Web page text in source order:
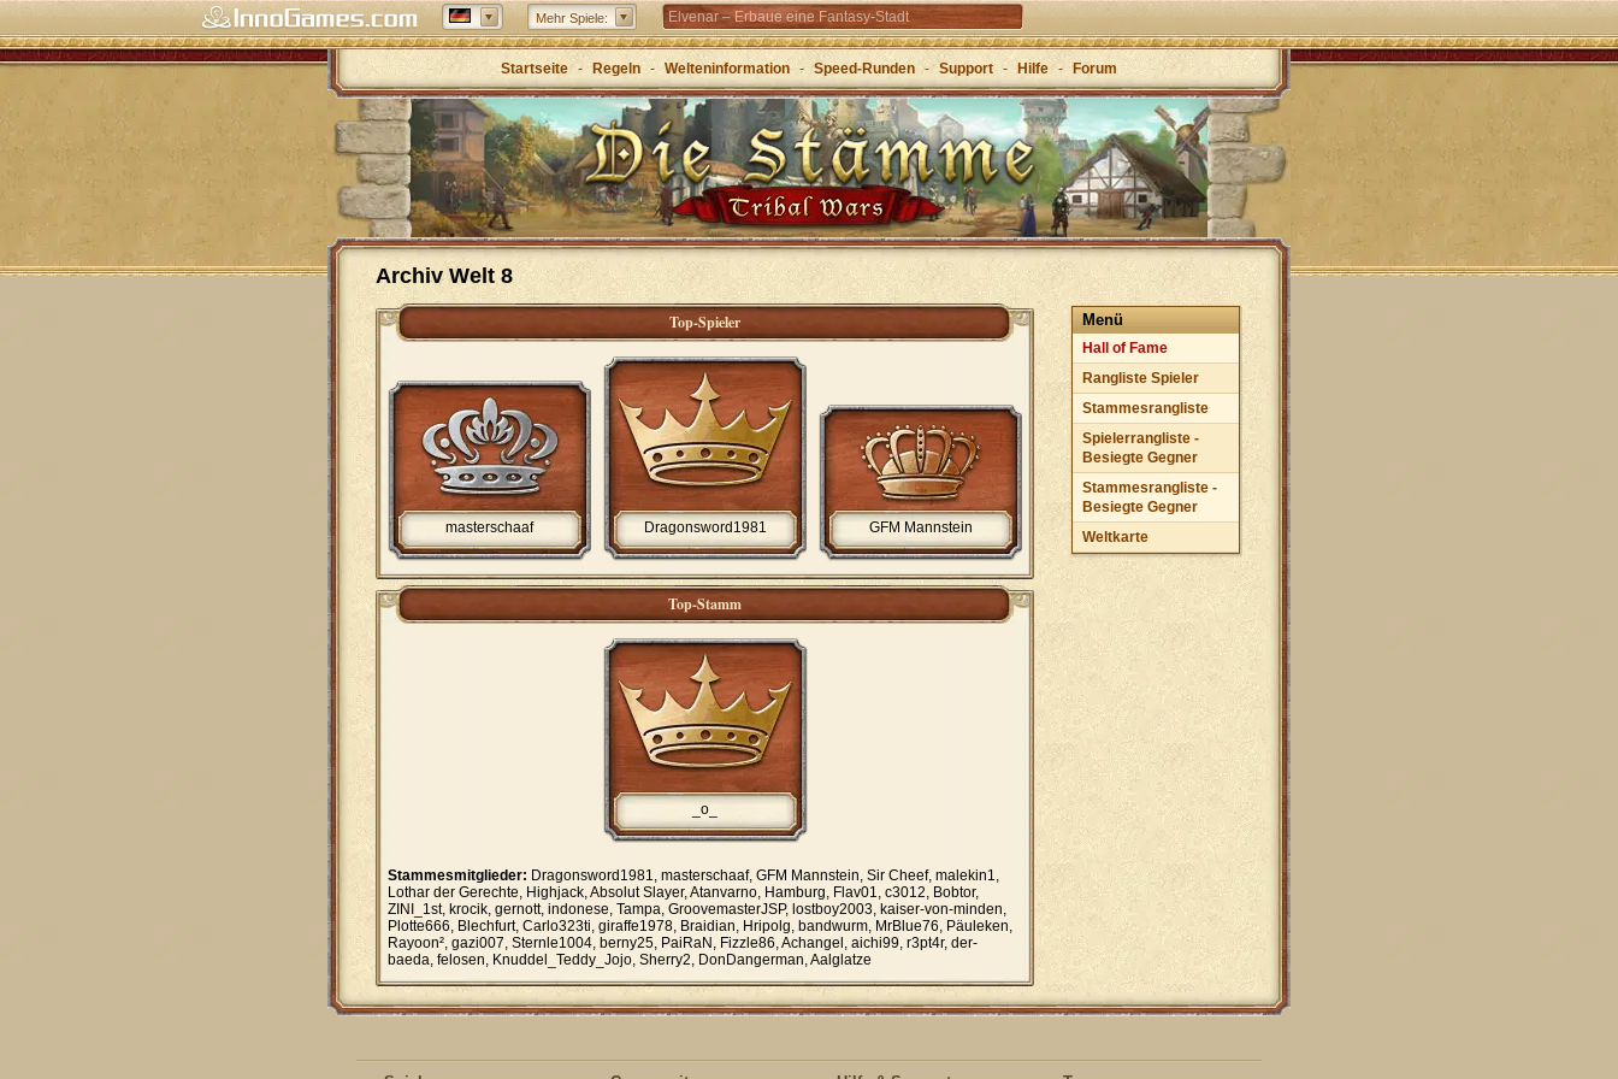
Mehr Spiele: Elvenar – Erbaue eine Fantasy-Stadt
Forge of Empires – Mit Strategie durch die Zeitalter
Grepolis – Erbaue dein Reich im antiken
Griechenland
Startseite - Regeln - Welteninformation - Speed-Runden - Support - Hilfe - Forum
Archiv Welt 8
Menü
Hall of Fame
Rangliste Spieler
Stammesrangliste
Spielerrangliste -
Besiegte Gegner
Stammesrangliste -
Besiegte Gegner
Weltkarte
Top-Spieler
Dragonsword1981
masterschaaf GFM Mannstein
Top-Stamm
_o_
Stammesmitglieder: Dragonsword1981, masterschaaf, GFM Mannstein, Sir Cheef, malekin1,
Lothar der Gerechte, Highjack, Absolut Slayer, Atanvarno, Hamburg, Flav01, c3012, Bobtor,
ZINI_1st, krocik, gernott, indonese, Tampa, GroovemasterJSP, lostboy2003, kaiser-von-minden,
Plotte666, Blechfurt, Carlo323ti, giraffe1978, Braidian, Hripolg, bandwurm, MrBlue76, Päuleken,
Rayoon², gazi007, Sternle1004, berny25, PaiRaN, Fizzle86, Achangel, aichi99, r3pt4r, der-
baeda, felosen, Knuddel_Teddy_Jojo, Sherry2, DonDangerman, Aalglatze